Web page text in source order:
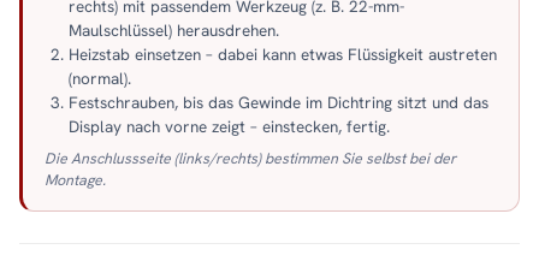
rechts) mit passendem Werkzeug (z. B. 22-mm-
Maulschlüssel) herausdrehen.
Heizstab einsetzen – dabei kann etwas Flüssigkeit austreten
(normal).
Festschrauben, bis das Gewinde im Dichtring sitzt und das
Display nach vorne zeigt – einstecken, fertig.
Die Anschlussseite (links/rechts) bestimmen Sie selbst bei der
Montage.